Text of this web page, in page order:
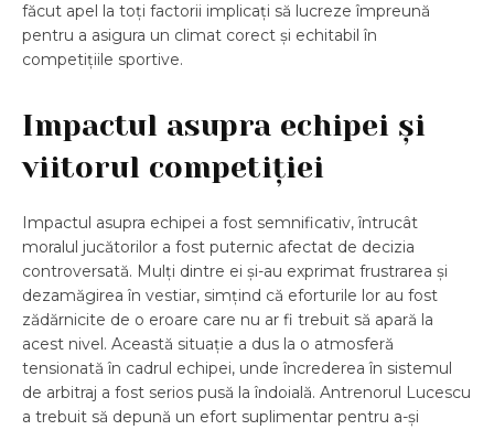
făcut apel la toți factorii implicați să lucreze împreună
pentru a asigura un climat corect și echitabil în
competițiile sportive.
Impactul asupra echipei și
viitorul competiției
Impactul asupra echipei a fost semnificativ, întrucât
moralul jucătorilor a fost puternic afectat de decizia
controversată. Mulți dintre ei și-au exprimat frustrarea și
dezamăgirea în vestiar, simțind că eforturile lor au fost
zădărnicite de o eroare care nu ar fi trebuit să apară la
acest nivel. Această situație a dus la o atmosferă
tensionată în cadrul echipei, unde încrederea în sistemul
de arbitraj a fost serios pusă la îndoială. Antrenorul Lucescu
a trebuit să depună un efort suplimentar pentru a-și